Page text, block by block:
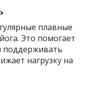
плавные
Это помогает
поддерживать
нагрузку на